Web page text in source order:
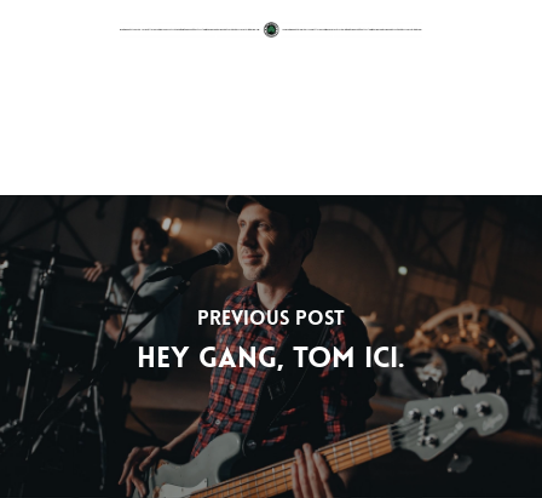
Previous Post
Hey gang, Tom ici.